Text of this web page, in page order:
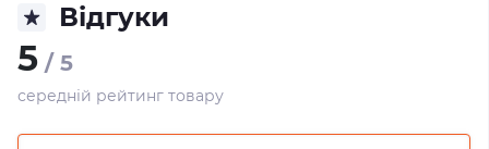
Відгуки
5 / 5
середній рейтинг товару